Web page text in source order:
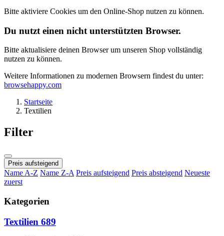
Bitte aktiviere Cookies um den Online-Shop nutzen zu können.
Du nutzt einen nicht unterstützten Browser.
Bitte aktualisiere deinen Browser um unseren Shop vollständig
nutzen zu können.
Weitere Informationen zu modernen Browsern findest du unter:
browsehappy.com
Startseite
Textilien
Filter
Preis aufsteigend
Name A-Z Name Z-A Preis aufsteigend Preis absteigend Neueste
zuerst
Kategorien
Textilien 689